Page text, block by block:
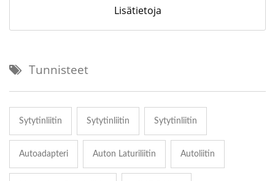
Lisätietoja
Tunnisteet
Sytytinliitin Sytytinliitin Sytytinliitin
Autoadapteri Auton Laturiliitin Autoliitin